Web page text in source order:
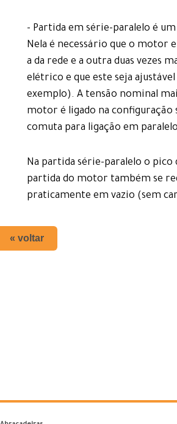
- Partida em série-paralelo é
Nela é necessário que o motor
a da rede e a outra duas vezes
elétrico e que este seja
exemplo). A tensão nominal
motor é ligado na
comuta para ligação em
Na partida série-paralelo o
partida do motor também se
praticamente em vazio (sem
« voltar